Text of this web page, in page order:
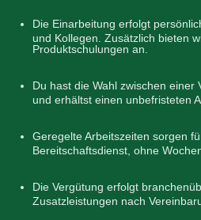
Die Einarbeitung erfolgt
und Kollegen. Zusätzlich bieten
Produktschulungen an.
Du hast die Wahl zwischen einer
und erhältst einen unbefristeten
Geregelte Arbeitszeiten sorgen
Bereitschaftsdienst, ohne
Die Vergütung erfolgt
Zusatzleistungen nach